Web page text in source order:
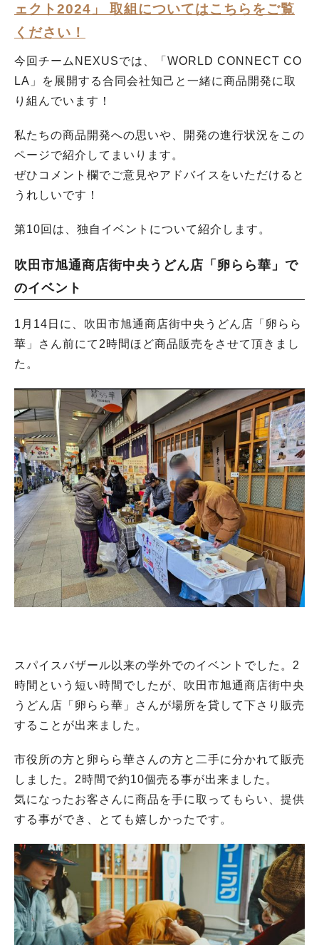
ェクト2024」 取組についてはこちらをご覧
ください！
今回チームNEXUSでは、「WORLD CONNECT CO
LA」を展開する合同会社知己と一緒に商品開発に取
り組んでいます！
私たちの商品開発への思いや、開発の進行状況をこの
ページで紹介してまいります。
ぜひコメント欄でご意見やアドバイスをいただけると
うれしいです！
第10回は、独自イベントについて紹介します。
吹田市旭通商店街中央うどん店「卵らら華」で
のイベント
1月14日に、吹田市旭通商店街中央うどん店「卵らら
華」さん前にて2時間ほど商品販売をさせて頂きまし
た。
スパイスバザール以来の学外でのイベントでした。2
時間という短い時間でしたが、吹田市旭通商店街中央
うどん店「卵らら華」さんが場所を貸して下さり販売
することが出来ました。
市役所の方と卵らら華さんの方と二手に分かれて販売
しました。2時間で約10個売る事が出来ました。
気になったお客さんに商品を手に取ってもらい、提供
する事ができ、とても嬉しかったです。